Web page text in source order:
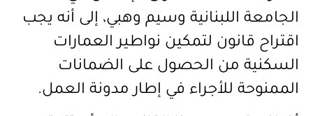
الجامعة اللبنانية وسيم وهبي، إلى أنه يجب
اقتراح قانون لتمكين نواطير العمارات
السكنية من الحصول على الضمانات
الممنوحة للأجراء في إطار مدونة العمل.